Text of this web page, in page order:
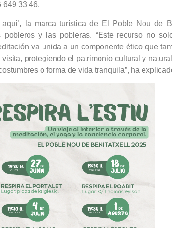
649 33 46.
aquí’, la marca turística de El Poble Nou de
y las pobleras. “Este recurso no
va unida a un componente ético que
protegiendo el patrimonio cultural y
o forma de vida tranquila”, ha